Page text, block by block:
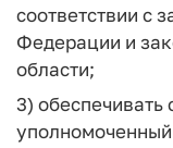
соответствии с
Федерации и
области;
3) обеспечивать
уполномоченный